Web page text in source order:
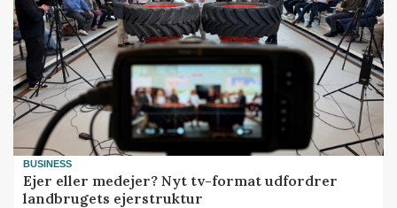
BUSINESS
Ejer eller medejer? Nyt tv-format udfordrer
landbrugets ejerstruktur